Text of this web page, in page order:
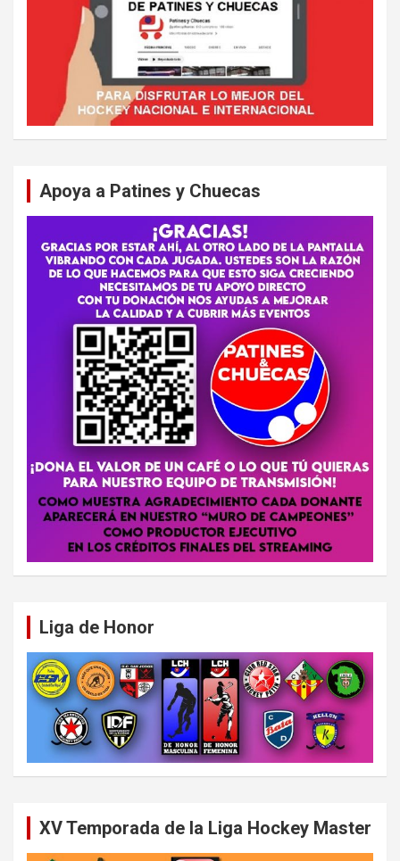
Apoya a Patines y Chuecas
Liga de Honor
XV Temporada de la Liga Hockey Master